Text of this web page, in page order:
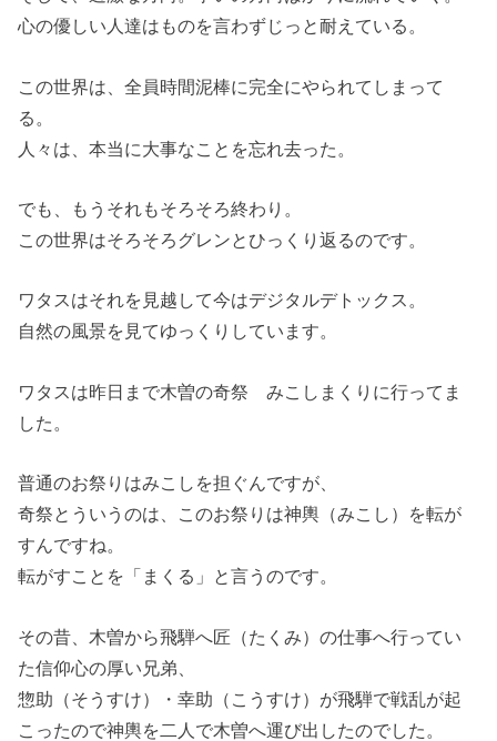
心の優しい人達はものを言わずじっと耐えている。
この世界は、全員時間泥棒に完全にやられてしまって
る。
人々は、本当に大事なことを忘れ去った。
でも、もうそれもそろそろ終わり。
この世界はそろそろグレンとひっくり返るのです。
ワタスはそれを見越して今はデジタルデトックス。
自然の風景を見てゆっくりしています。
ワタスは昨日まで木曽の奇祭 みこしまくりに行ってま
した。
普通のお祭りはみこしを担ぐんですが、
奇祭とういうのは、このお祭りは神輿（みこし）を転が
すんですね。
転がすことを「まくる」と言うのです。
その昔、木曽から飛騨へ匠（たくみ）の仕事へ行ってい
た信仰心の厚い兄弟、
惣助（そうすけ）・幸助（こうすけ）が飛騨で戦乱が起
こったので神輿を二人で木曽へ運び出したのでした。